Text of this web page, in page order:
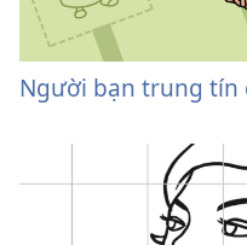
Người bạn trung tín